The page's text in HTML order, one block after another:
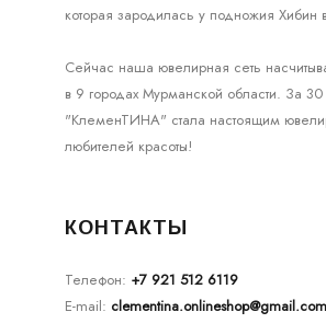
которая зародилась у подножия Хибин
Сейчас наша ювелирная сеть
в 9 городах Мурманской области. За 30
"КлеменТИНА" стала настоящим
любителей красоты!
КОНТАКТЫ
Телефон: +7 921 512 6119
E-mail: clementina.onlineshop@gmail.com